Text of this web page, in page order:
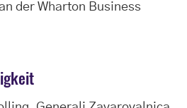
der Wharton Business